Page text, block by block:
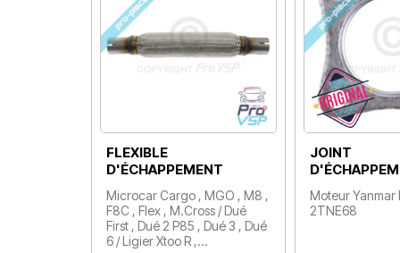
FLEXIBLE
D'ÉCHAPPEMENT
Microcar Cargo , MGO , M8 ,
F8C , Flex , M.Cross / Dué
First , Dué 2 P85 , Dué 3 , Dué
6 / Ligier Xtoo R ,…
JOINT
Moteur
2TNE68